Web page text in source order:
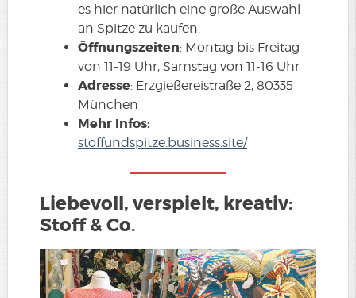
es hier natürlich eine große Auswahl
an Spitze zu kaufen.
Öffnungszeiten: Montag bis Freitag
von 11-19 Uhr, Samstag von 11-16 Uhr
Adresse: Erzgießereistraße 2, 80335
München
Mehr Infos:
stoffundspitze.business.site/
Liebevoll, verspielt, kreativ:
Stoff & Co.